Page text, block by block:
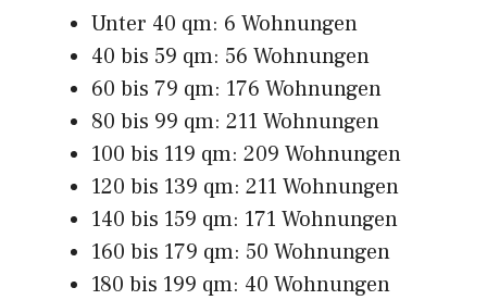
Unter 40 qm: 6 Wohnungen
40 bis 59 qm: 56 Wohnungen
60 bis 79 qm: 176 Wohnungen
80 bis 99 qm: 211 Wohnungen
100 bis 119 qm: 209 Wohnungen
120 bis 139 qm: 211 Wohnungen
140 bis 159 qm: 171 Wohnungen
160 bis 179 qm: 50 Wohnungen
180 bis 199 qm: 40 Wohnungen